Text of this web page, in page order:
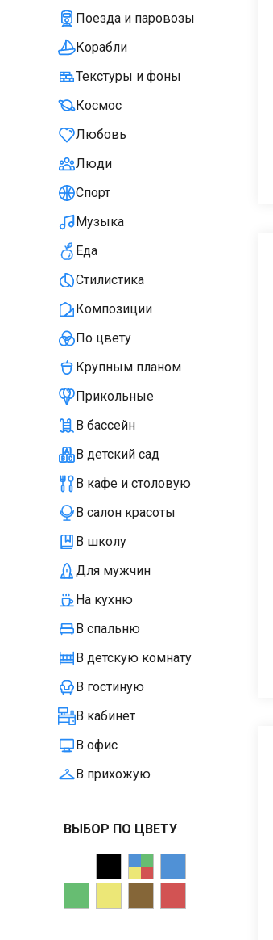
Поезда и паровозы
Корабли
Текстуры и фоны
Космос
Любовь
Люди
Спорт
Музыка
Еда
Стилистика
Композиции
По цвету
Крупным планом
Прикольные
В бассейн
В детский сад
В кафе и столовую
В салон красоты
В школу
Для мужчин
На кухню
В спальню
В детскую комнату
В гостиную
В кабинет
В офис
В прихожую
ВЫБОР ПО ЦВЕТУ